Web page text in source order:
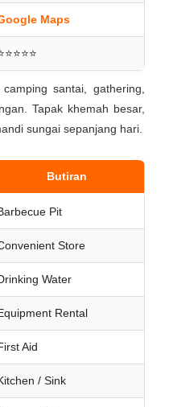
Maps
santai, gathering,
Tapak khemah besar,
sungai sepanjang hari.
Butiran
Pit
Store
Water
Rental
Aid
/ Sink